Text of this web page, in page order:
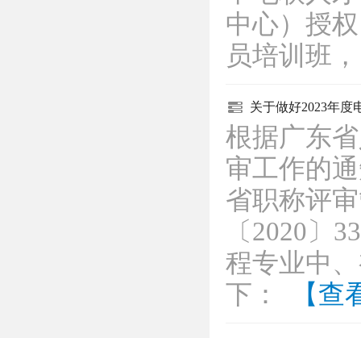
中心）授
员培训班
关于做好2023年度
根据广东
审工作的
省职称评
〔2020〕
程专业中
下：
【查